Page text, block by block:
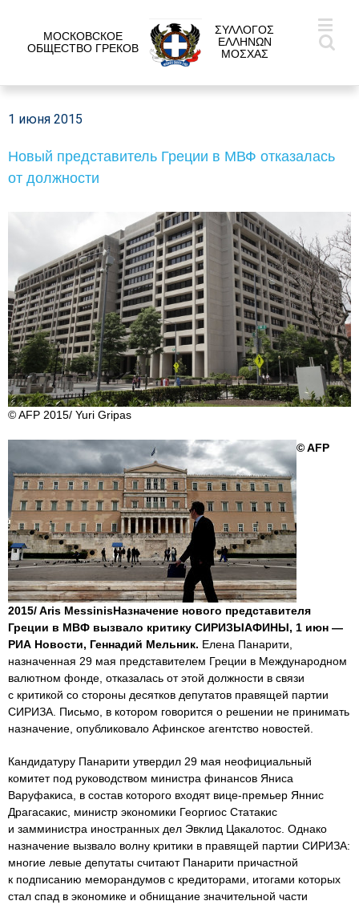
МОСКОВСКОЕ
ОБЩЕСТВО ГРЕКОВ
ΣΥΛΛΟΓΟΣ
ΕΛΛΗΝΩΝ
ΜΟΣΧΑΣ
1 июня 2015
Новый представитель Греции в МВФ отказалась
от должности
© AFP 2015/ Yuri Gripas
© AFP
2015/ Aris MessinisНазначение нового представителя
Греции в МВФ вызвало критику СИРИЗЫАФИНЫ, 1 июн —
РИА Новости, Геннадий Мельник. Елена Панарити,
назначенная 29 мая представителем Греции в Международном
валютном фонде, отказалась от этой должности в связи
с критикой со стороны десятков депутатов правящей партии
СИРИЗА. Письмо, в котором говорится о решении не принимать
назначение, опубликовало Афинское агентство новостей.
Кандидатуру Панарити утвердил 29 мая неофициальный
комитет под руководством министра финансов Яниса
Варуфакиса, в состав которого входят вице-премьер Яннис
Драгасакис, министр экономики Георгиос Статакис
и замминистра иностранных дел Эвклид Цакалотос. Однако
назначение вызвало волну критики в правящей партии СИРИЗА:
многие левые депутаты считают Панарити причастной
к подписанию меморандумов с кредиторами, итогами которых
стал спад в экономике и обнищание значительной части